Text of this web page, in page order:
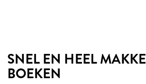
SNEL EN HEEL
BOEKEN